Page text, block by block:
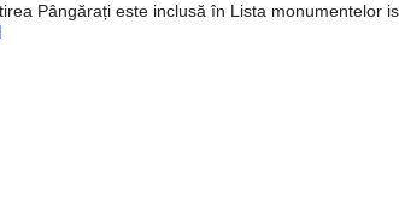
Pângărați este inclusă în Lista monumentelor